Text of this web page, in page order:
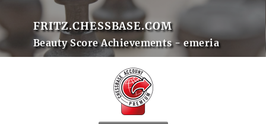
FRITZ.CHESSBASE.COM
Beauty Score Achievements - emeria